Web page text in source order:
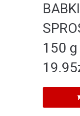
150 g
19.95